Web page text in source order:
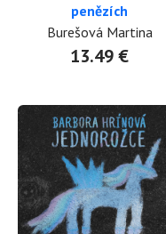
penězích
Burešová Martina
13.49 €